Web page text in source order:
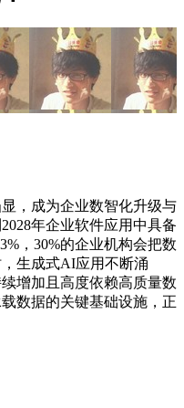
，成为企业数智化升级与
年企业软件应用中具备
，30%的企业机构会把数
生成式AI应用不断涌
增加且高度依赖高质量数
数据的关键基础设施，正